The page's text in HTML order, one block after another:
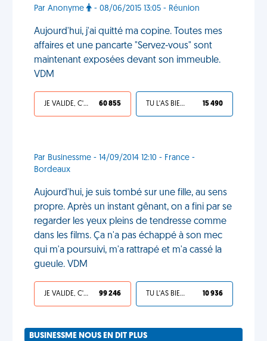
Par Anonyme - 08/06/2015 13:05 - Réunion
Aujourd'hui, j'ai quitté ma copine. Toutes mes
affaires et une pancarte "Servez-vous" sont
maintenant exposées devant son immeuble.
VDM
JE VALIDE, C'EST UNE VDM 60 855 TU L'AS BIEN MÉRITÉ 15 490
Par Businessme - 14/09/2014 12:10 - France -
Bordeaux
Aujourd'hui, je suis tombé sur une fille, au sens
propre. Après un instant gênant, on a fini par se
regarder les yeux pleins de tendresse comme
dans les films. Ça n'a pas échappé à son mec
qui m'a poursuivi, m'a rattrapé et m'a cassé la
gueule. VDM
JE VALIDE, C'EST UNE VDM 99 246 TU L'AS BIEN MÉRITÉ 10 936
BUSINESSME NOUS EN DIT PLUS